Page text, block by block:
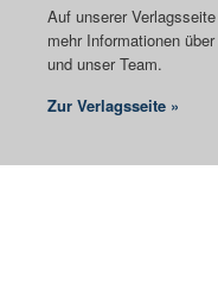
Auf unserer
mehr Informationen
und unser Team.
Zur Verlagsseite »